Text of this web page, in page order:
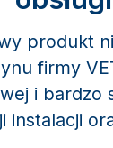
produkt
firmy
i bardzo
instalacji